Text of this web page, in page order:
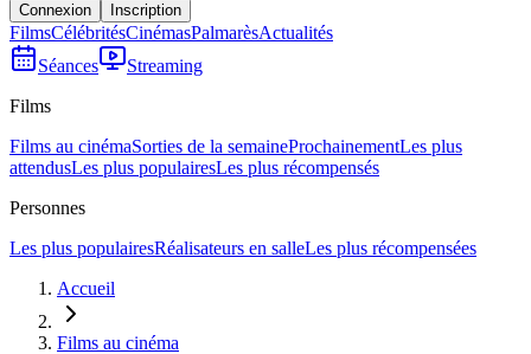
Connexion Inscription
FilmsCélébritésCinémasPalmarèsActualités
Séances
Streaming
Films
Films au cinémaSorties de la semaineProchainementLes plus
attendusLes plus populairesLes plus récompensés
Personnes
Les plus populairesRéalisateurs en salleLes plus récompensées
Accueil
Films au cinéma